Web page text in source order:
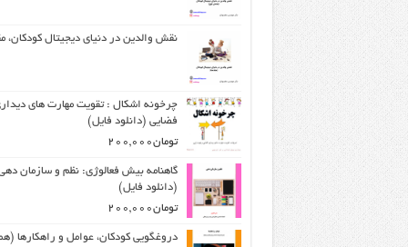
نقش والدین در دنیای دیجیتال کودکان،
چرخونه اشکال : تقویت مهارت های
فضایی (دانلود فایل)
تومان200,000
گاهنامه بیش فعالوژی: نظم و سازمان
(دانلود فایل)
تومان200,000
دروغگویی کودکان، عوامل و راهکارها